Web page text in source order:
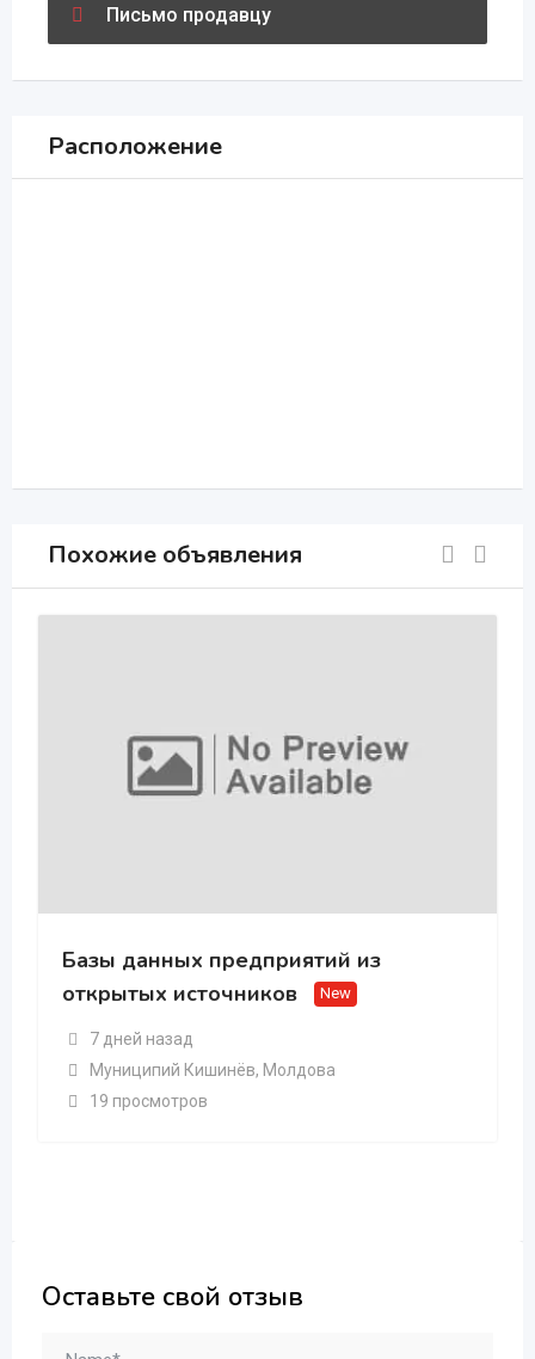
Письмо продавцу
Расположение
Похожие объявления
Базы данных предприятий из
открытых источников
New
7 дней назад
Муниципий Кишинёв, Молдова
19 просмотров
Оставьте свой отзыв